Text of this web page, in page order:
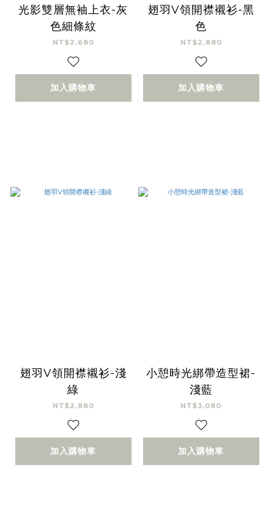
光影雙層無袖上衣-灰
色細條紋
NT$2,680
加入購物車
翅羽V領開襟襯衫-黑
色
NT$2,880
加入購物車
翅羽V領開襟襯衫-淺
綠
NT$2,880
加入購物車
小憩時光綁帶造型裙-
淺藍
NT$3,080
加入購物車